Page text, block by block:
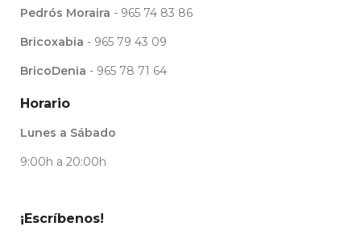
Pedrós Moraira - 965 74 83 86
Bricoxabia - 965 79 43 09
BricoDenia - 965 78 71 64
Horario
Lunes a Sábado
9:00h a 20:00h
¡Escríbenos!